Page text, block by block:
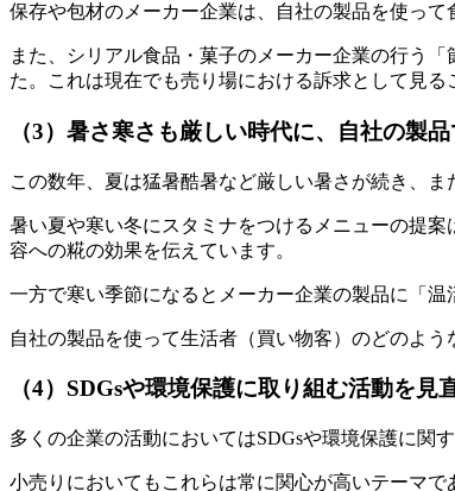
保存や包材のメーカー企業は、自社の製品を使っ
また、シリアル食品・菓子のメーカー企業の行う
た。これは現在でも売り場における訴求として見る
（3）暑さ寒さも厳しい時代に、自社の製
この数年、夏は猛暑酷暑など厳しい暑さが続き、
暑い夏や寒い冬にスタミナをつけるメニューの提
容への糀の効果を伝えています。
一方で寒い季節になるとメーカー企業の製品に「
自社の製品を使って生活者（買い物客）のどのよ
（4）SDGsや環境保護に取り組む活動を見
多くの企業の活動においてはSDGsや環境保護に関
小売りにおいてもこれらは常に関心が高いテーマ